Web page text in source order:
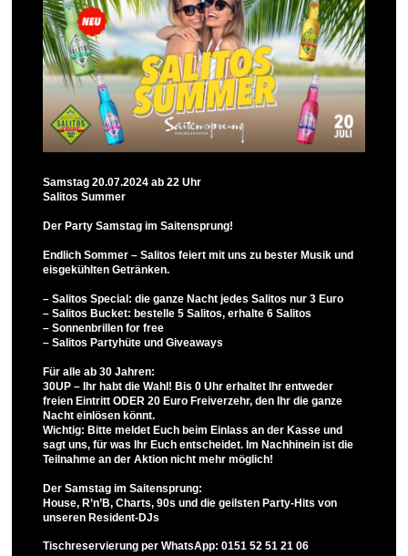
Samstag 20.07.2024 ab 22 Uhr
Salitos Summer
Der Party Samstag im Saitensprung!
Endlich Sommer – Salitos feiert mit uns zu bester Musik und
eisgekühlten Getränken.
– Salitos Special: die ganze Nacht jedes Salitos nur 3 Euro
– Salitos Bucket: bestelle 5 Salitos, erhalte 6 Salitos
– Sonnenbrillen for free
– Salitos Partyhüte und Giveaways
Für alle ab 30 Jahren:
30UP – Ihr habt die Wahl! Bis 0 Uhr erhaltet Ihr entweder
freien Eintritt ODER 20 Euro Freiverzehr, den Ihr die ganze
Nacht einlösen könnt.
Wichtig: Bitte meldet Euch beim Einlass an der Kasse und
sagt uns, für was Ihr Euch entscheidet. Im Nachhinein ist die
Teilnahme an der Aktion nicht mehr möglich!
Der Samstag im Saitensprung:
House, R’n’B, Charts, 90s und die geilsten Party-Hits von
unseren Resident-DJs
Tischreservierung per WhatsApp: 0151 52 51 21 06